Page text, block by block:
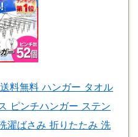
料無料 ハンガー タオル
ピンチハンガー ステン
濯ばさみ 折りたたみ 洗